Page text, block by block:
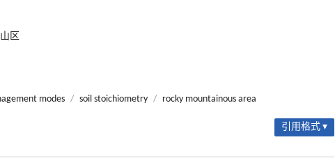
区
modes / soil stoichiometry / rocky mountainous area
引用格式 ▾